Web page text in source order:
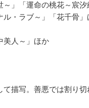
」「運命の桃花～宸
ル・ラブ～」「花千骨」
美人～」ほか
描写。善悪では割り